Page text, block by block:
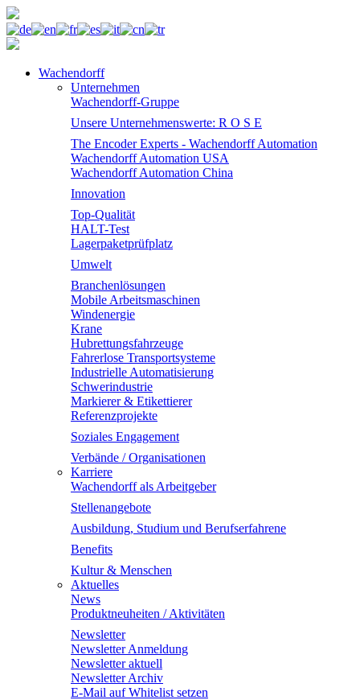
Wachendorff
Unternehmen
Wachendorff-Gruppe
Unsere Unternehmenswerte: R O S E
The Encoder Experts - Wachendorff Automation
Wachendorff Automation USA
Wachendorff Automation China
Innovation
Top-Qualität
HALT-Test
Lagerpaketprüfplatz
Umwelt
Branchenlösungen
Mobile Arbeitsmaschinen
Windenergie
Krane
Hubrettungsfahrzeuge
Fahrerlose Transportsysteme
Industrielle Automatisierung
Schwerindustrie
Markierer & Etikettierer
Referenzprojekte
Soziales Engagement
Verbände / Organisationen
Karriere
Wachendorff als Arbeitgeber
Stellenangebote
Ausbildung, Studium und Berufserfahrene
Benefits
Kultur & Menschen
Aktuelles
News
Produktneuheiten / Aktivitäten
Newsletter
Newsletter Anmeldung
Newsletter aktuell
Newsletter Archiv
E-Mail auf Whitelist setzen